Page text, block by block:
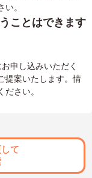
。
ことはできます
お申し込みいただく
提案いたします。情
さい。
て